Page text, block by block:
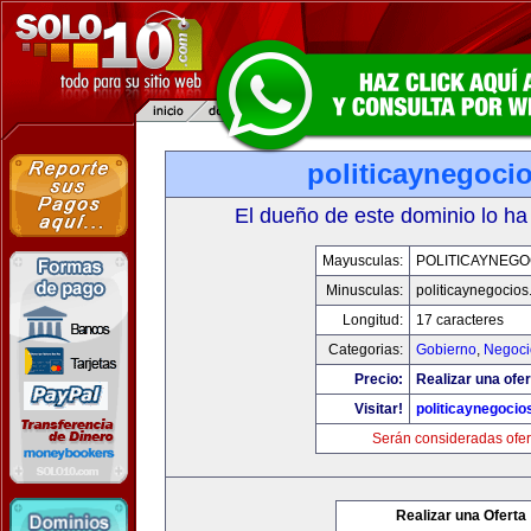
El dueño de este dominio lo
Mayusculas:
Minusculas:
Longitud:
17 caracteres
Categorias:
Gobierno,
Precio:
Realizar una
Visitar!
Serán consideradas
Realizar una Oferta